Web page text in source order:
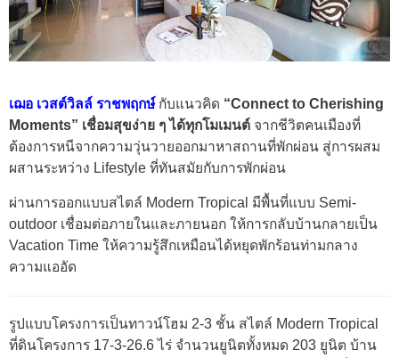
เฌอ เวสต์วิลล์ ราชพฤกษ์ กับแนวคิด “Connect to Cherishing
Moments” เชื่อมสุขง่าย ๆ ได้ทุกโมเมนต์ จากชีวิตคนเมืองที่
ต้องการหนีจากความวุ่นวายออกมาหาสถานที่พักผ่อน สู่การผสม
ผสานระหว่าง Lifestyle ที่ทันสมัยกับการพักผ่อน
ผ่านการออกแบบสไตล์ Modern Tropical มีพื้นที่แบบ Semi-
outdoor เชื่อมต่อภายในและภายนอก ให้การกลับบ้านกลายเป็น
Vacation Time ให้ความรู้สึกเหมือนได้หยุดพักร้อนท่ามกลาง
ความแออัด
รูปแบบโครงการเป็นทาวน์โฮม 2-3 ชั้น สไตล์ Modern Tropical
ที่ดินโครงการ 17-3-26.6 ไร่ จำนวนยูนิตทั้งหมด 203 ยูนิต บ้าน